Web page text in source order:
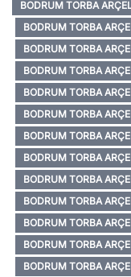
BODRUM TORBA
BODRUM TORBA
BODRUM TORBA
BODRUM TORBA
BODRUM TORBA
BODRUM TORBA
BODRUM TORBA
BODRUM TORBA
BODRUM TORBA
BODRUM TORBA
BODRUM TORBA
BODRUM TORBA
BODRUM TORBA